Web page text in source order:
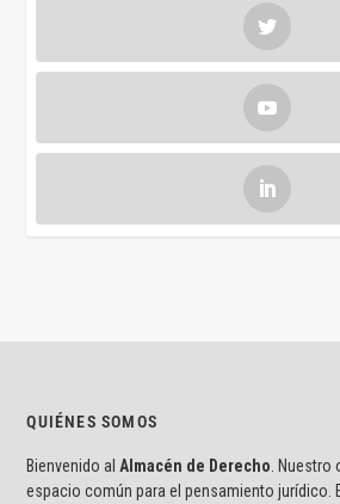
QUIÉNES SOMOS
Bienvenido al Almacén de Derecho .
espacio común para el pensamiento jurídico.